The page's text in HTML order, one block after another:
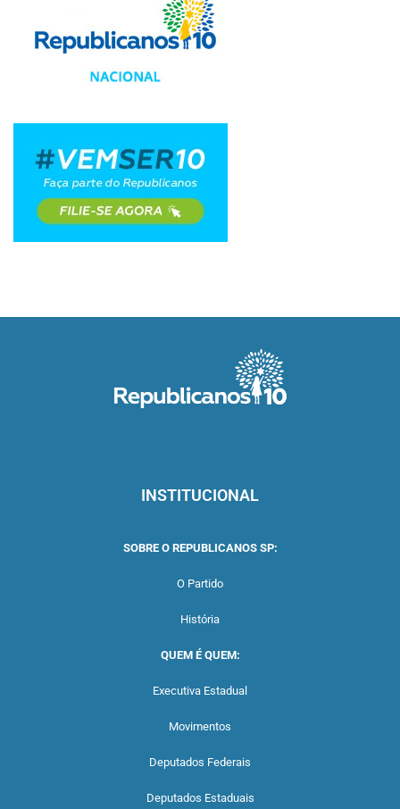
INSTITUCIONAL
SOBRE O REPUBLICANOS SP:
O Partido
História
QUEM É QUEM:
Executiva Estadual
Movimentos
Deputados Federais
Deputados Estaduais